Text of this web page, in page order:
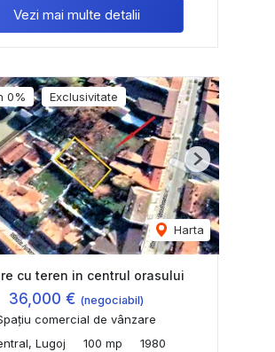
Vezi mai multe detalii
0% Exclusivitate
Harta
Next
cu teren in centrul orasului
36,000 € (negociabil)
comercial de vânzare
Lugoj
100 mp 1980